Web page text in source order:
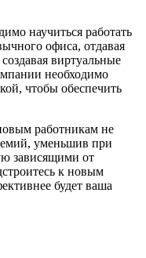
научиться работать
офиса, отдавая
виртуальные
необходимо
чтобы обеспечить
работникам не
уменьшив при
зависящими от
к новым
будет ваша